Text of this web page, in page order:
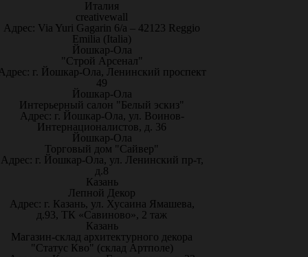
Италия
creativewall
Адрес: Via Yuri Gagarin 6/a – 42123 Reggio
Emilia (Italia)
Йошкар-Ола
"Строй Арсенал"
г. Йошкар-Ола, Ленинский проспект
49
Йошкар-Ола
Интерьерный салон "Белый эскиз"
Адрес: г. Йошкар-Ола, ул. Воинов-
Интернационалистов, д. 36
Йошкар-Ола
Торговый дом "Сайвер"
Адрес: г. Йошкар-Ола, ул. Ленинский пр-т,
д.8
Казань
Лепной Декор
Адрес: г. Казань, ул. Хусаина Ямашева,
д.93, ТК «Савиново», 2 таж
Казань
Магазин-склад архитектурного декора
"Статус Кво" (склад Артполе)